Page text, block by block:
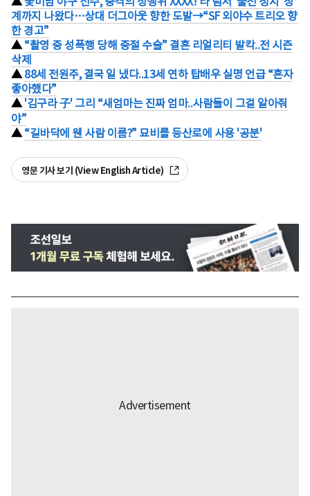
계까지 나왔다…상대 더그아웃 향한 도발→“SF 외야수 트리오 향
한 경고”
▲ “촬영 중 성폭행 당해 중절 수술” 결혼 리얼리티 발칵..전 시즌
삭제
▲ 88세 전원주, 결국 일 냈다..13세 연하 탑배우 실명 언급 “혼자
좋아했다”
▲ '김구라 子' 그리 “새엄마는 진짜 엄마..사람들이 그걸 알아줘
야”
▲ “길바닥에 웬 사람 이름?” 묘비를 등산로에 사용 '공분'
영문 기사 보기 (View English Article)